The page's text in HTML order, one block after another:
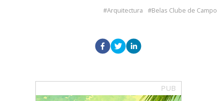
Arquitectura Belas Clube de Campo
PUB